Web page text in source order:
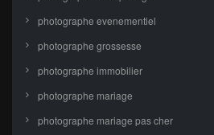
photographe evenementiel
photographe grossesse
photographe immobilier
photographe mariage
photographe mariage pas cher